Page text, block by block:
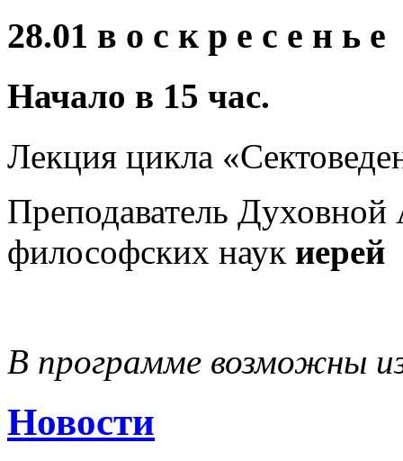
28.01 в о с к р е с е н ь е
Начало в 15 час.
Лекция цикла
Преподаватель
философских наук
В программе возможны
Новости